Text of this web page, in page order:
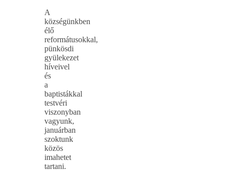
A
községünkben
élő
reformátusokkal,
pünkösdi
gyülekezet
híveivel
és
a
baptistákkal
testvéri
viszonyban
vagyunk,
januárban
szoktunk
közös
imahetet
tartani.